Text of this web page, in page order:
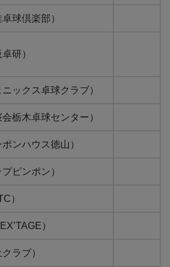
球倶楽部）
研）
ックス卓球クラブ）
栃木卓球センター）
ンハウス徳山）
ピンポン）
）
）
ラブ）